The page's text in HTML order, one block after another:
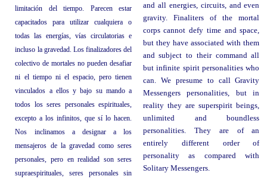
limitación del tiempo. Parecen estar
capacitados para utilizar cualquiera o
todas las energías, vías circulatorias e
incluso la gravedad. Los finalizadores del
colectivo de mortales no pueden desafiar
ni el tiempo ni el espacio, pero tienen
vinculados a ellos y bajo su mando a
todos los seres personales espirituales,
excepto a los infinitos, que sí lo hacen.
Nos inclinamos a designar a los
mensajeros de la gravedad como seres
personales, pero en realidad son seres
supraespirituales, seres personales sin
and all energies, circuits, and even
gravity. Finaliters of the mortal
corps cannot defy time and space,
but they have associated with them
and subject to their command all
but infinite spirit personalities who
can. We presume to call Gravity
Messengers personalities, but in
reality they are superspirit beings,
unlimited and boundless
personalities. They are of an
entirely different order of
personality as compared with
Solitary Messengers.